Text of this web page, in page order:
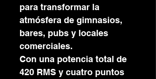
para transformar la
atmósfera de gimnasios,
bares, pubs y locales
comerciales.
Con una potencia total de
420 RMS y cuatro puntos